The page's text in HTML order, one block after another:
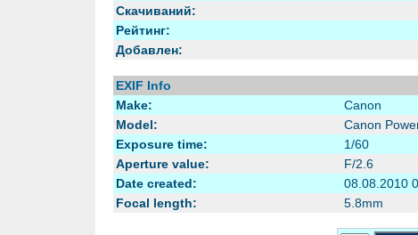
Скачиваний:
Рейтинг:
Добавлен:
EXIF Info
Make:
Canon
Model:
Canon
Exposure time:
1/60
Aperture value:
F/2.6
Date created:
08.08.2010
Focal length:
5.8mm